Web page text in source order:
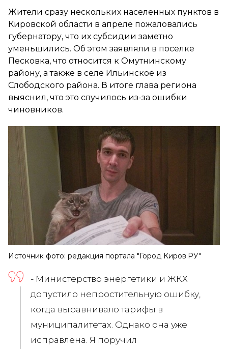
Жители сразу нескольких населенных пунктов в
Кировской области в апреле пожаловались
губернатору, что их субсидии заметно
уменьшились. Об этом заявляли в поселке
Песковка, что относится к Омутнинскому
району, а также в селе Ильинское из
Слободского района. В итоге глава региона
выяснил, что это случилось из-за ошибки
чиновников.
Источник фото: редакция портала "Город Киров.РУ"
- Министерство энергетики и ЖКХ
допустило непростительную ошибку,
когда выравнивало тарифы в
муниципалитетах. Однако она уже
исправлена. Я поручил